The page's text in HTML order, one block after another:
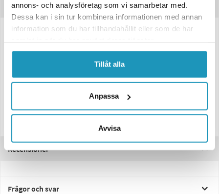
annons- och analysföretag som vi samarbetar med.
Dessa kan i sin tur kombinera informationen med annan
information som du har tillhandahållit eller som de har
Tillåt alla
Anpassa
Avvisa
Produktinformation
36V
Spänning: 12–36V
Montering: DIN 14620 standard
Storlek: Ø145 x 204 mm
Effektiv varningsfunktion för professionellt bruk
Recensioner
Frågor och svar